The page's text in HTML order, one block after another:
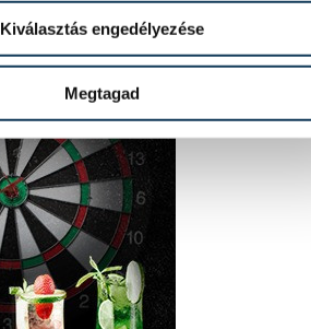
Kiválasztás engedélyezése
Megtagad